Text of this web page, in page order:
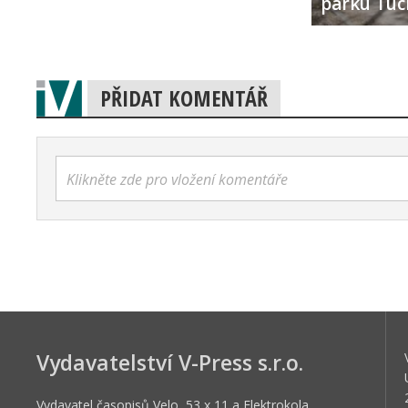
PŘIDAT KOMENTÁŘ
Klikněte zde pro vložení komentáře
Vydavatelství V-Press s.r.o.